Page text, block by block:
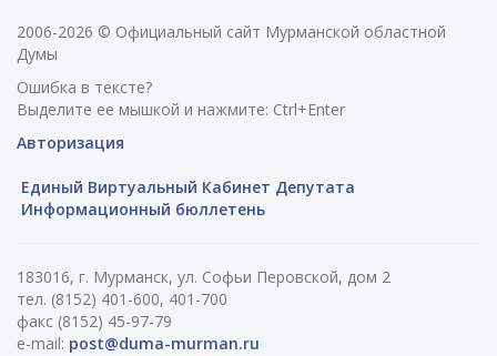
2006-2026 © Официальный сайт Мурманской областной
Думы
Ошибка в тексте?
Выделите ее мышкой и нажмите: Ctrl+Enter
Авторизация
Единый Виртуальный Кабинет Депутата
Информационный бюллетень
183016, г. Мурманск, ул. Софьи Перовской, дом 2
тел. (8152) 401-600, 401-700
факс (8152) 45-97-79
e-mail: post@duma-murman.ru